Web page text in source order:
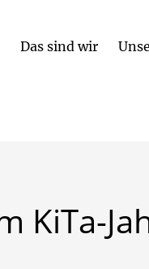
Das sind wir
KiTa-